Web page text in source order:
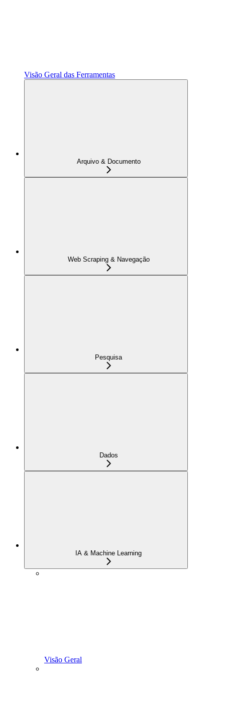
Visão Geral das Ferramentas
Arquivo & Documento
Web Scraping & Navegação
Pesquisa
Dados
IA & Machine Learning
Visão Geral